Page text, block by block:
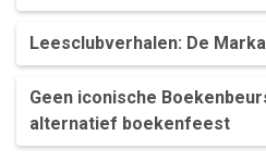
Leesclubverhalen: De
Geen iconische
alternatief boekenfeest